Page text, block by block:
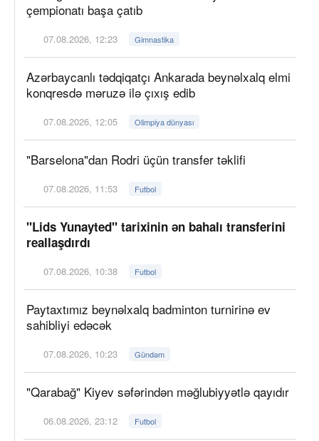
çempionatı başa çatıb
07.08.2026, 12:23 Gimnastika
Azərbaycanlı tədqiqatçı Ankarada beynəlxalq elmi
konqresdə məruzə ilə çıxış edib
07.08.2026, 12:05 Olimpiya dünyası
"Barselona"dan Rodri üçün transfer təklifi
07.08.2026, 11:53 Futbol
"Lids Yunayted" tarixinin ən bahalı transferini
reallaşdırdı
07.08.2026, 10:38 Futbol
Paytaxtımız beynəlxalq badminton turnirinə ev
sahibliyi edəcək
07.08.2026, 10:23 Gündəm
"Qarabağ" Kiyev səfərindən məğlubiyyətlə qayıdır
06.08.2026, 23:12 Futbol